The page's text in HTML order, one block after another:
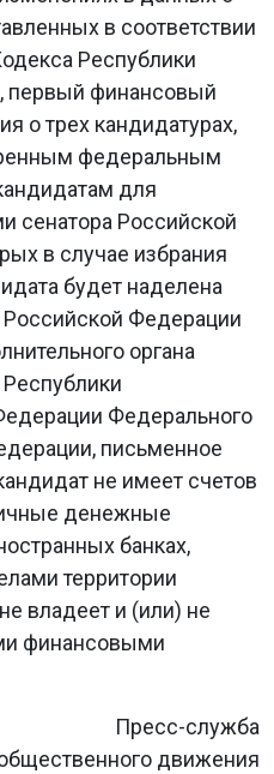
в соответствии
Республики
первый финансовый
о трех кандидатурах,
федеральным
для
сенатора Российской
в случае избрания
будет наделена
Федерации
органа
Федерального
письменное
не имеет счетов
денежные
банках,
территории
владеет и (или) не
финансовыми
Пресс-служба
движения